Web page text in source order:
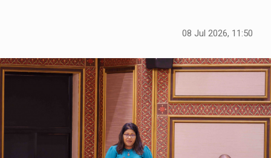
08 Jul 2026, 11:50